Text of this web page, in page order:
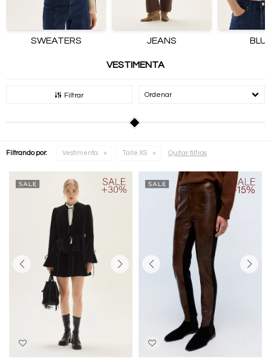
SWEATERS JEANS
VESTIMENTA
Filtrar Recomendados
Filtrando por: Vestimenta Talle XS Quitar filtros